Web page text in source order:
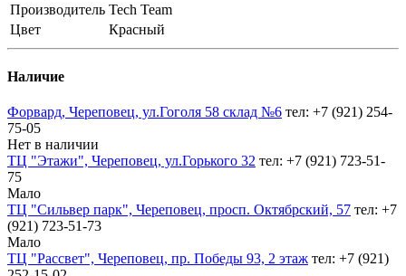
Производитель Tech Team
Цвет
Красный
Наличие
Форвард, Череповец, ул.Гоголя 58 склад №6 тел: +7 (921) 254-
75-05
Нет в наличии
ТЦ "Этажи", Череповец, ул.Горького 32 тел: +7 (921) 723-51-
75
Мало
ТЦ "Сильвер парк", Череповец, просп. Октябрский, 57 тел: +7
(921) 723-51-73
Мало
ТЦ "Рассвет", Череповец, пр. Победы 93, 2 этаж тел: +7 (921)